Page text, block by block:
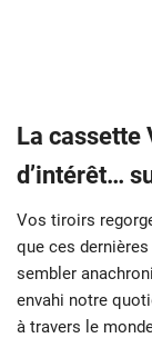
La cassette
d’intérêt…
Vos tiroirs
que ces dernières
sembler
envahi notre
à travers le